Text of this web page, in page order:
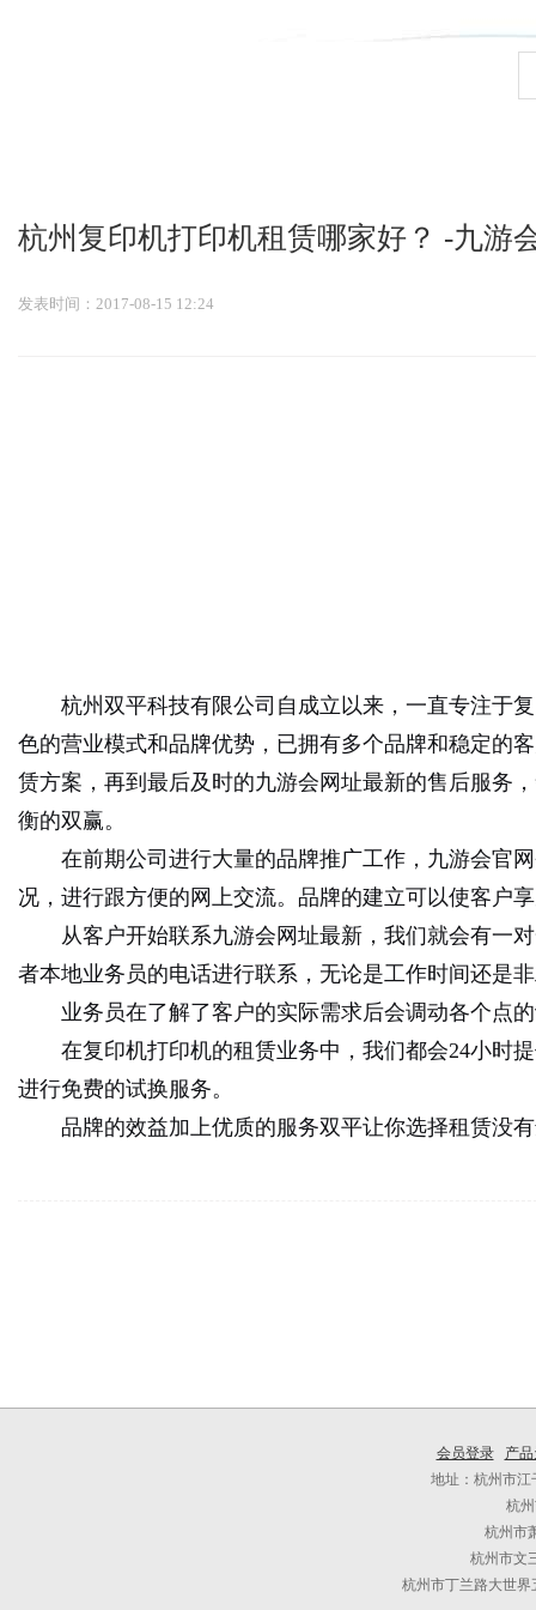
杭州复印机打印机租赁哪家好？ -九游
发表时间：2017-08-15 12:24
杭州双平科技有限公司自成立以来，一直专注于
色的营业模式和品牌优势，已拥有多个品牌和稳定的
赁方案，再到最后及时的九游会网址最新的售后服务
衡的双赢。
在前期公司进行大量的品牌推广工作，九游会官
况，进行跟方便的网上交流。品牌的建立可以使客户
从客户开始联系九游会网址最新，我们就会有一
者本地业务员的电话进行联系，无论是工作时间还是
业务员在了解了客户的实际需求后会调动各个点
在复印机打印机的租赁业务中，我们都会24小时
进行免费的试换服务。
品牌的效益加上优质的服务双平让你选择租赁没
会员登录
产
地址：杭州市江
杭
杭州市
杭州市文
杭州市丁兰路大世界